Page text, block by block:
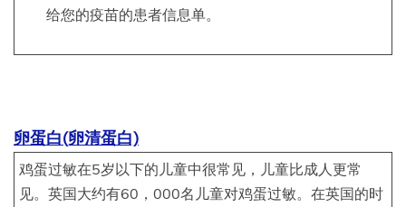
给您的疫苗的患者信息单。
卵蛋白(卵清蛋白)
鸡蛋过敏在5岁以下的儿童中很常见，儿童比成人更常
见。英国大约有60，000名儿童对鸡蛋过敏。在英国的时